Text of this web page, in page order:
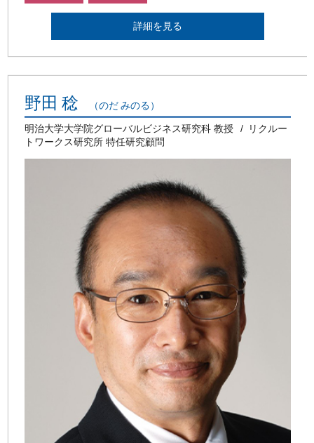
詳細を見る
野田 稔 （のだ みのる）
明治大学大学院グローバルビジネス研究科 教授
リクルー
トワークス研究所 特任研究顧問